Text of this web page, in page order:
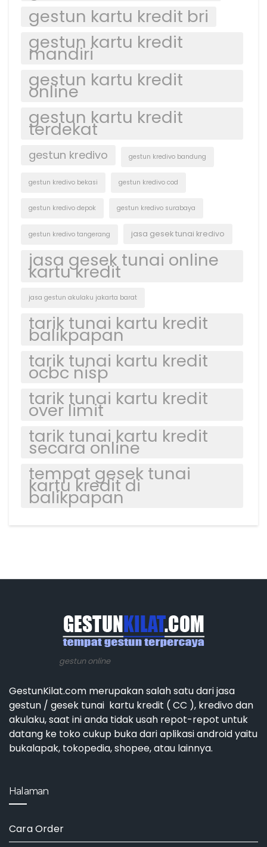
gestun kartu kredit bri
gestun kartu kredit
mandiri
gestun kartu kredit
online
gestun kartu kredit
terdekat
gestun kredivo gestun kredivo bandung
gestun kredivo bekasi gestun kredivo cod
gestun kredivo depok gestun kredivo surabaya
gestun kredivo tangerang jasa gesek tunai kredivo
jasa gesek tunai online
kartu kredit
jasa gestun akulaku jakarta barat
tarik tunai kartu kredit
balikpapan
tarik tunai kartu kredit
ocbc nisp
tarik tunai kartu kredit
over limit
tarik tunai kartu kredit
secara online
tempat gesek tunai
kartu kredit di
balikpapan
gestun online
GestunKilat.com merupakan salah satu dari jasa
gestun / gesek tunai kartu kredit ( CC ), kredivo dan
akulaku, saat ini anda tidak usah repot-repot untuk
datang ke toko cukup buka dari aplikasi android yaitu
bukalapak, tokopedia, shopee, atau lainnya.
Halaman
Cara Order